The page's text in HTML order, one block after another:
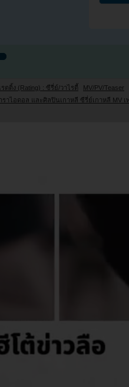
เรตติ้ง (Rating) : ซีรี่ย์/วาไรตี้
MV/PV/Teaser
ราไอดอล และศิลปินเกาหลี ซีรี่ย์เกาหลี MV